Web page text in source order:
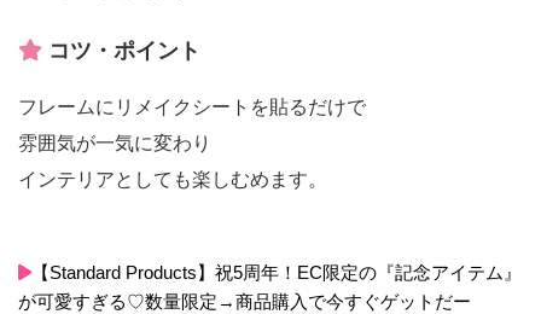
コツ・ポイント
フレームにリメイクシートを貼るだけで
雰囲気が一気に変わり
インテリアとしても楽しむめます。
【Standard Products】祝5周年！EC限定の『記念アイテム』
が可愛すぎる♡数量限定→商品購入で今すぐゲットだー